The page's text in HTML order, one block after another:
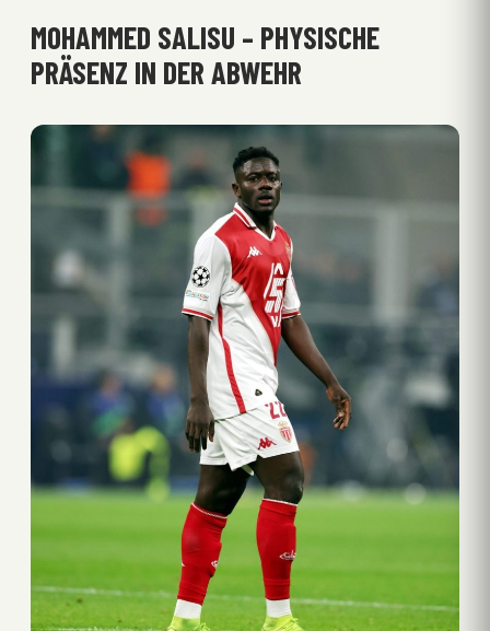
MOHAMMED SALISU – PHYSISCHE
PRÄSENZ IN DER ABWEHR